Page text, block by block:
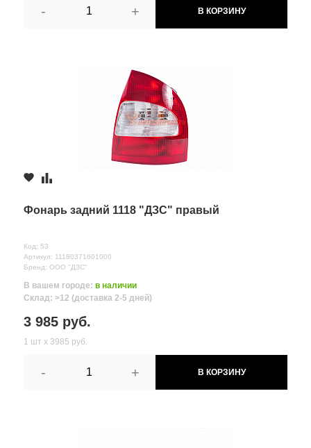
- + В КОРЗИНУ
Фонарь задний 1118 "ДЗС" правый
Код: 53
Артикул: 11180371601000
Бренд: ООО "ДЗС"
В вашем городе: в наличии
Склад: >12 (доставка 2-5 дней)
3 985 руб.
1 шт х 3985 руб.
- + В КОРЗИНУ